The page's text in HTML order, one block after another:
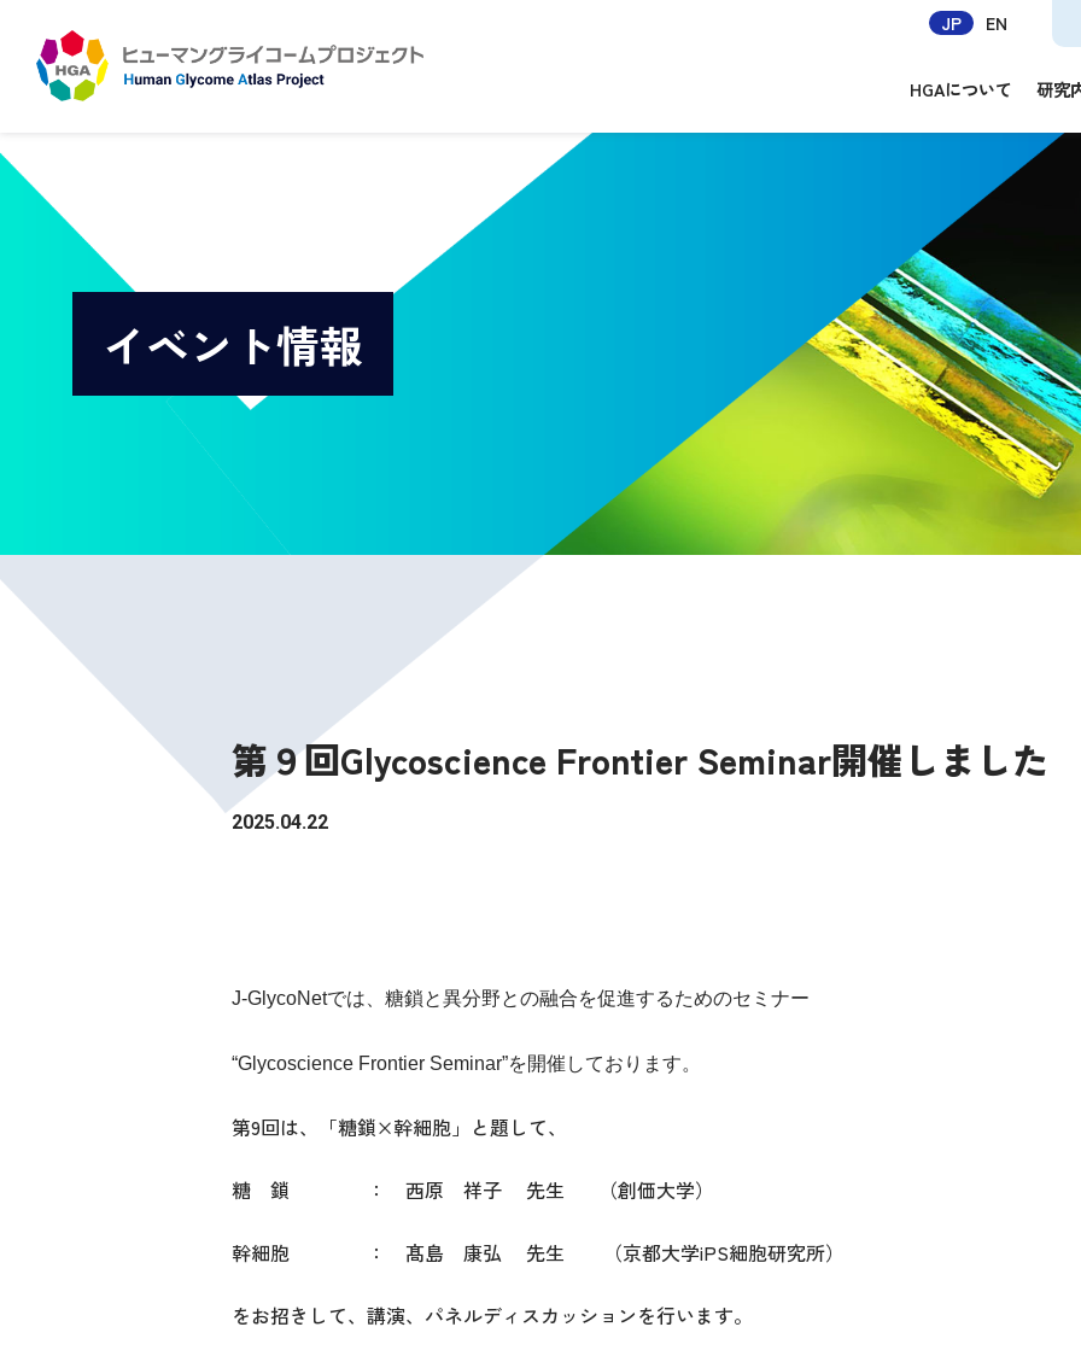
HGAについて 研究
JP EN
イベント情報
第９回Glycoscience Frontier Seminar開催しました
2025.04.22
J-GlycoNetでは、糖鎖と異分野との融合を促進するためのセミナー
“Glycoscience Frontier Seminar”を開催しております。
第9回は、「糖鎖×幹細胞」と題して、
糖 鎖 ： 西原 祥子 先生 （創価大学）
幹細胞 ： 髙島 康弘 先生 （京都大学iPS細胞研究所）
をお招きして、講演、パネルディスカッションを行います。